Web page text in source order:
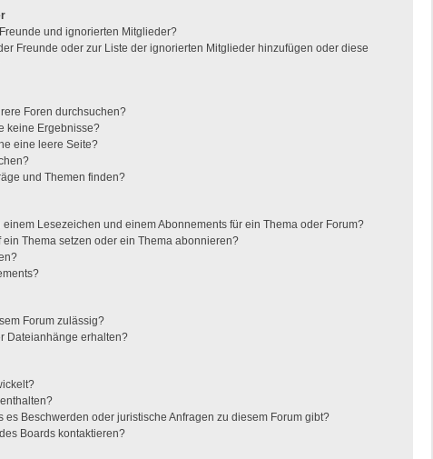
und ignorierten Mitglieder?
Freunde oder zur Liste der ignorierten Mitglieder hinzufügen oder diese
Foren durchsuchen?
keine Ergebnisse?
eine leere Seite?
und Themen finden?
Lesezeichen und einem Abonnements für ein Thema oder Forum?
Thema setzen oder ein Thema abonnieren?
Forum zulässig?
Dateianhänge erhalten?
es Beschwerden oder juristische Anfragen zu diesem Forum gibt?
Boards kontaktieren?